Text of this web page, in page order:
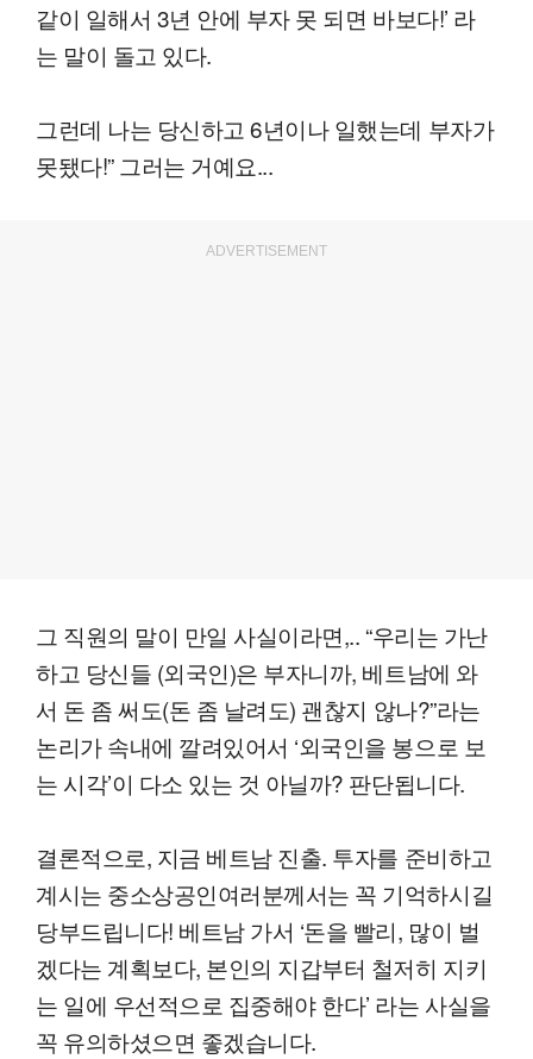
같이 일해서 3년 안에 부자 못 되면 바보다!’ 라
는 말이 돌고 있다.
그런데 나는 당신하고 6년이나 일했는데 부자가
못됐다!” 그러는 거예요...
ADVERTISEMENT
그 직원의 말이 만일 사실이라면,.. “우리는 가난
하고 당신들 (외국인)은 부자니까, 베트남에 와
서 돈 좀 써도(돈 좀 날려도) 괜찮지 않나?”라는
논리가 속내에 깔려있어서 ‘외국인을 봉으로 보
는 시각’이 다소 있는 것 아닐까? 판단됩니다.
결론적으로, 지금 베트남 진출. 투자를 준비하고
계시는 중소상공인여러분께서는 꼭 기억하시길
당부드립니다! 베트남 가서 ‘돈을 빨리, 많이 벌
겠다는 계획보다, 본인의 지갑부터 철저히 지키
는 일에 우선적으로 집중해야 한다’ 라는 사실을
꼭 유의하셨으면 좋겠습니다.